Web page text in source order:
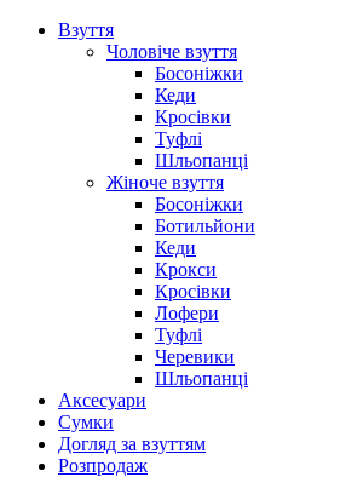
Взуття
Чоловіче взуття
Босоніжки
Кеди
Кросівки
Туфлі
Шльопанці
Жіноче взуття
Босоніжки
Ботильйони
Кеди
Крокси
Кросівки
Лофери
Туфлі
Черевики
Шльопанці
Аксесуари
Сумки
Догляд за взуттям
Розпродаж